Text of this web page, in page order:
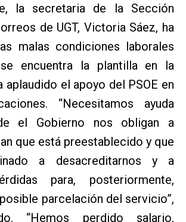
la secretaria de la Sección
de UGT, Victoria Sáez, ha
malas condiciones laborales
encuentra la plantilla en la
aplaudido el apoyo del PSOE en
“Necesitamos ayuda
el Gobierno nos obligan a
que está preestablecido y que
a desacreditarnos y a
para, posteriormente,
parcelación del servicio”,
“Hemos perdido salario,